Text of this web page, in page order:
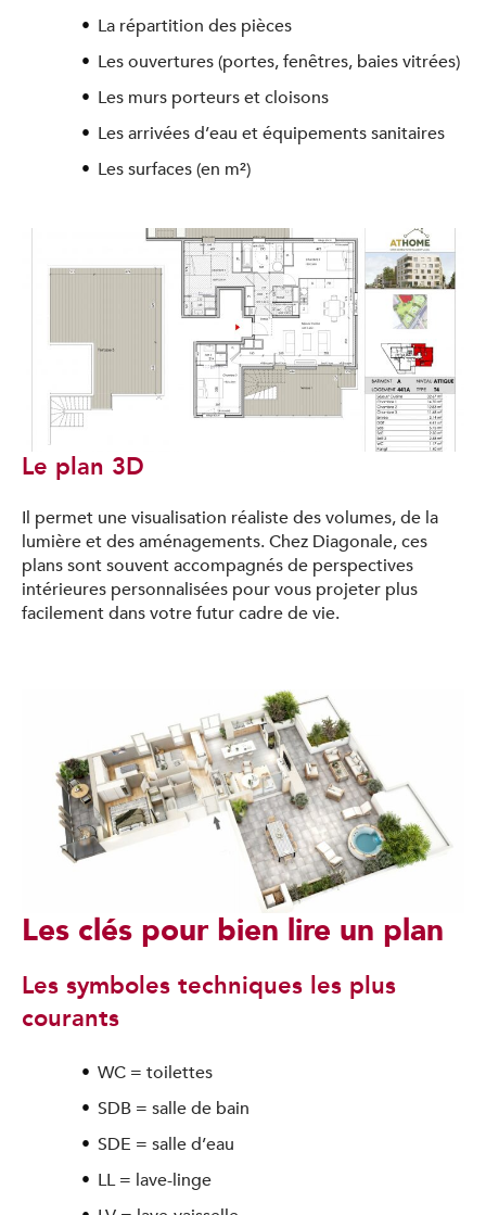
La répartition des pièces
Les ouvertures (portes, fenêtres, baies vitrées)
Les murs porteurs et cloisons
Les arrivées d’eau et équipements sanitaires
Les surfaces (en m²)
Le plan 3D
Il permet une visualisation réaliste des volumes, de la
lumière et des aménagements. Chez Diagonale, ces
plans sont souvent accompagnés de perspectives
intérieures personnalisées pour vous projeter plus
facilement dans votre futur cadre de vie.
Les clés pour bien lire un plan
Les symboles techniques les plus
courants
WC = toilettes
SDB = salle de bain
SDE = salle d’eau
LL = lave-linge